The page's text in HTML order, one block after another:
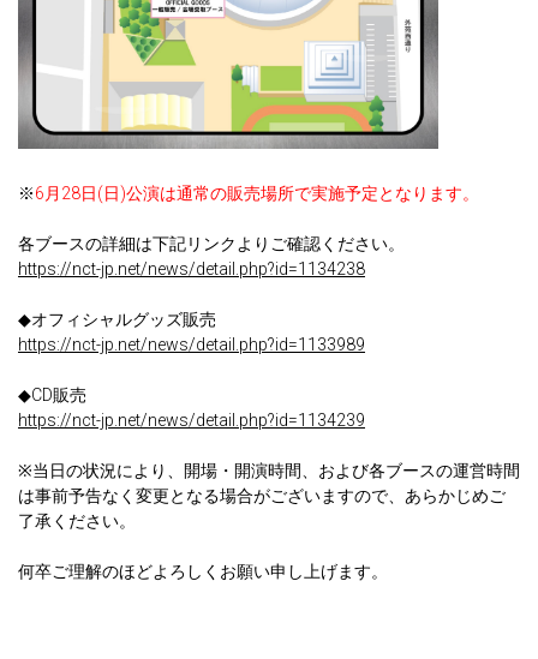
※6月28日(日)公演は通常の販売場所で実施予定となります。
各ブースの詳細は下記リンクよりご確認ください。
https://nct-jp.net/news/detail.php?id=1134238
◆オフィシャルグッズ販売
https://nct-jp.net/news/detail.php?id=1133989
◆CD販売
https://nct-jp.net/news/detail.php?id=1134239
※当日の状況により、開場・開演時間、および各ブースの運営時間
は事前予告なく変更となる場合がございますので、あらかじめご
了承ください。
何卒ご理解のほどよろしくお願い申し上げます。